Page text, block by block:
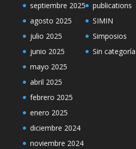
septiembre 2025
agosto 2025
julio 2025
junio 2025
mayo 2025
abril 2025
febrero 2025
enero 2025
diciembre 2024
noviembre 2024
publications
SIMIN
Simposios
Sin categoría